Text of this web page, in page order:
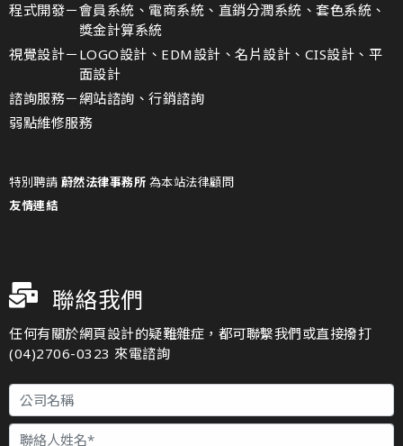
程式開發－會員系統、電商系統、直銷分潤系統、套色系統、
獎金計算系統
視覺設計－ LOGO設計、EDM設計、名片設計、CIS設計、平
面設計
諮詢服務－網站諮詢、行銷諮詢
弱點維修服務
特別聘請 蔚然法律事務所 為本站法律顧問
友情連結
聯絡我們
任何有關於網頁設計的疑難雜症，都可聯繫我們或直接撥打
(04)2706-0323 來電諮詢